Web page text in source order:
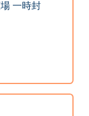
一時封